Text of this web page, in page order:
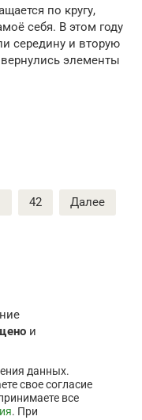
по кругу,
себя. В этом году
середину и вторую
элементы
42 Далее
и
данных.
свое согласие
все
. При